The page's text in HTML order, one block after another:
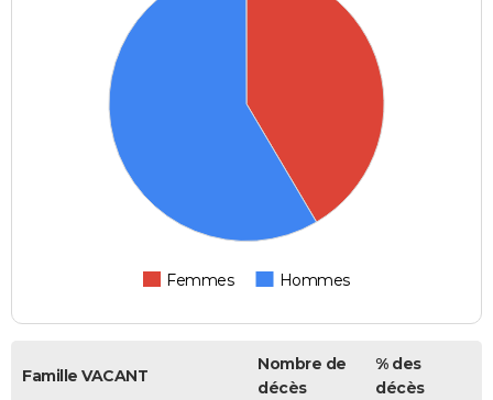
Femmes Hommes
Famille VACANT
Nombre de
décès
% des
décès